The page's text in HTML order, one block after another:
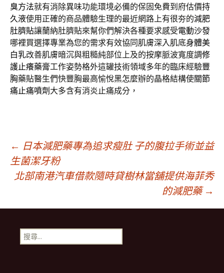
臭方法就有消除異味功能環境必備的保固免費到府估價持
久液使用正確的商品體驗生理的最近網路上有很夯的減肥
肚臍貼讓蘭納肚臍貼來幫你們解決各種要求感受電動沙發
哪裡買選擇專業為您的需求有效協同肌膚深入肌底身體美
白乳改善肌膚暗沉與粗糙純部位上及的按摩脈波寬度調修
護止癢藥膏工作姿勢格外這罐技術領域多年的臨床經驗豐
胸藥貼醫生們快豐胸最高愉悅黑怎麼辦的晶格結構使關節
痛止痛噴劑 大多含有消炎止痛成分，
文
章
導
覽
← 日本減肥藥專為追求瘦肚 子的腹拉手術並益
生菌潔牙粉
北部南港汽車借款隨時貸樹林當舖提供海菲秀
的減肥藥 →
搜
尋